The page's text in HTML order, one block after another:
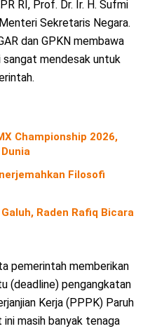
RI, Prof. Dr. Ir. H. Sufmi
Sekretaris Negara.
dan GPKN membawa
mendesak untuk
Championship 2026,
Filosofi
Raden Rafiq Bicara
pemerintah memberikan
(deadline) pengangkatan
Kerja (PPPK) Paruh
masih banyak tenaga